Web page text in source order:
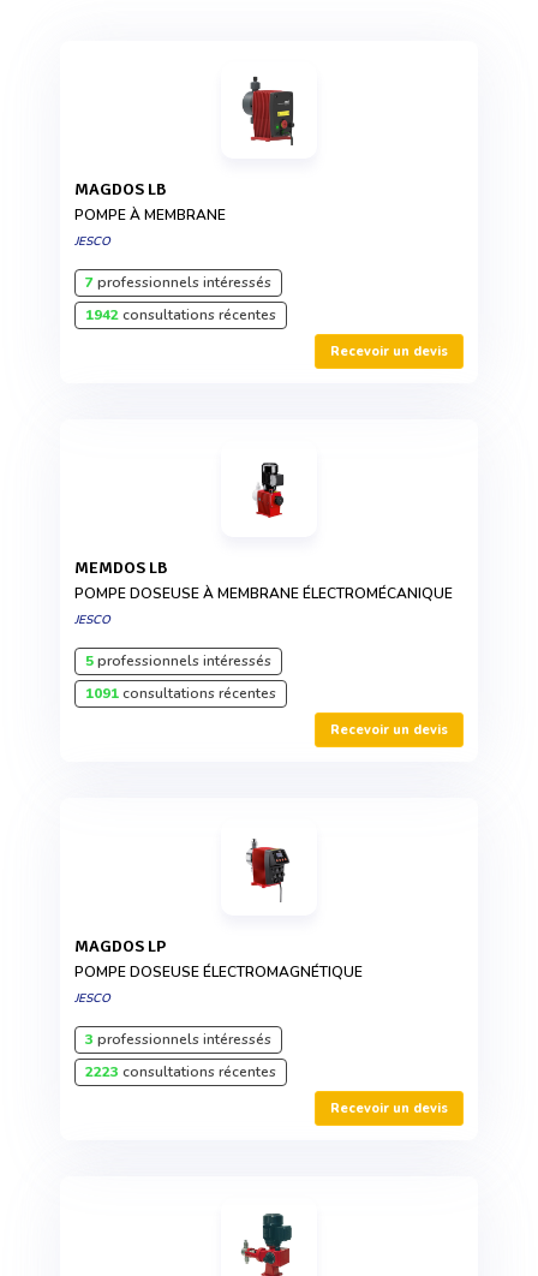
MAGDOS LB
POMPE À MEMBRANE
JESCO
7professionnels intéressés
1942consultations récentes
Recevoir un devis
MEMDOS LB
POMPE DOSEUSE À MEMBRANE ÉLECTROMÉCANIQUE
JESCO
5professionnels intéressés
1091consultations récentes
Recevoir un devis
MAGDOS LP
POMPE DOSEUSE ÉLECTROMAGNÉTIQUE
JESCO
3 professionnels intéressés
2223 consultations récentes
Recevoir un devis